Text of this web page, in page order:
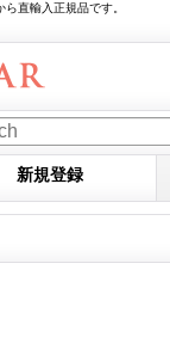
直輸入正規品です。
新規登録